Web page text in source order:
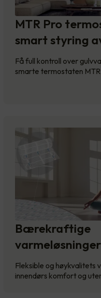
MTR Pro
smart styring
Få full kontroll over
smarte termostaten
Bærekraftige
Fleksible og høykvalitets
innendørs komfort og